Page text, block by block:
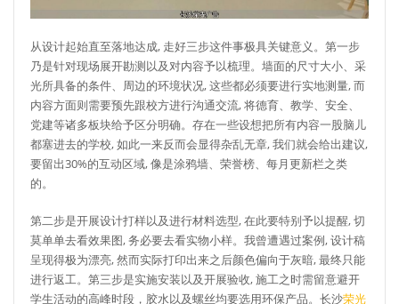
从设计起始直至落地达成, 走好三步这件事极具关键意义。第一步
乃是针对现场展开勘测以及对内容予以梳理。墙面的尺寸大小、采
光所具备的条件、周边的环境状况, 这些都必须要进行实地测量, 而
内容方面则需要预先跟校方进行沟通交流, 将德育、教学、安全、
党建等诸多板块给予区分明确。存在一些设想把所有内容一股脑儿
都塞进去的学校, 如此一来反而会显得杂乱无章, 我们就会给出建议,
要留出30%的互动区域, 像是涂鸦墙、荣誉榜、每月更新栏之类
的。
第二步是开展设计打样以及进行材料选型, 在此要特别予以提醒, 切
莫单单去看效果图, 务必要去看实物小样。我曾遭遇过案例, 设计稿
呈现得极为漂亮, 然而实际打印出来之后颜色偏向于灰暗, 最终只能
进行返工。第三步是实施安装以及开展验收, 施工之时需留意避开
学生活动的高峰时段，胶水以及螺丝均要选用环保产品。长沙荣光